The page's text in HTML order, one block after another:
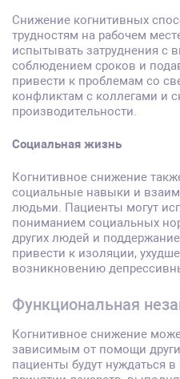
Снижение когнитивных
трудностям на рабочем
испытывать затруднения с
соблюдением сроков и
привести к проблемам со
конфликтам с коллегами и
производительности.
Социальная жизнь
Когнитивное снижение
социальные навыки и
людьми. Пациенты могут
пониманием социальных
других людей и
привести к изоляции,
возникновению
Функциональная
Когнитивное снижение
зависимым от помощи
пациенты будут нуждаться